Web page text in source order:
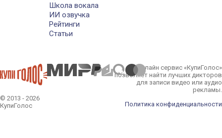
Школа вокала
ИИ озвучка
Рейтинги
Статьи
© 2013 - 2026
КупиГолос
Онлайн сервис «КупиГолос»
позволяет найти лучших дикторов
для записи видео или аудио
рекламы.
Политика конфиденциальности